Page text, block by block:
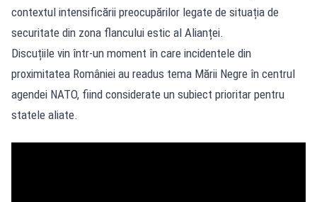
contextul intensificării preocupărilor legate de situația de
securitate din zona flancului estic al Alianței.
Discuțiile vin într-un moment în care incidentele din
proximitatea României au readus tema Mării Negre în centrul
agendei NATO, fiind considerate un subiect prioritar pentru
statele aliate.